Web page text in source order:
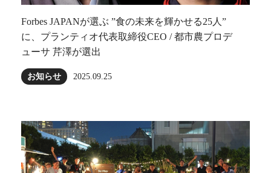
Forbes JAPANが選ぶ ”食の未来を輝かせる25人”
に、プランティオ代表取締役CEO / 都市農プロデ
ューサ 芹澤が選出
お知らせ 2025.09.25